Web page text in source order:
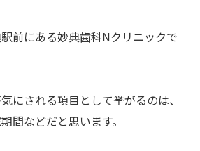
前にある妙典歯科Nクリニックで
にされる項目として挙がるのは、
間などだと思います。